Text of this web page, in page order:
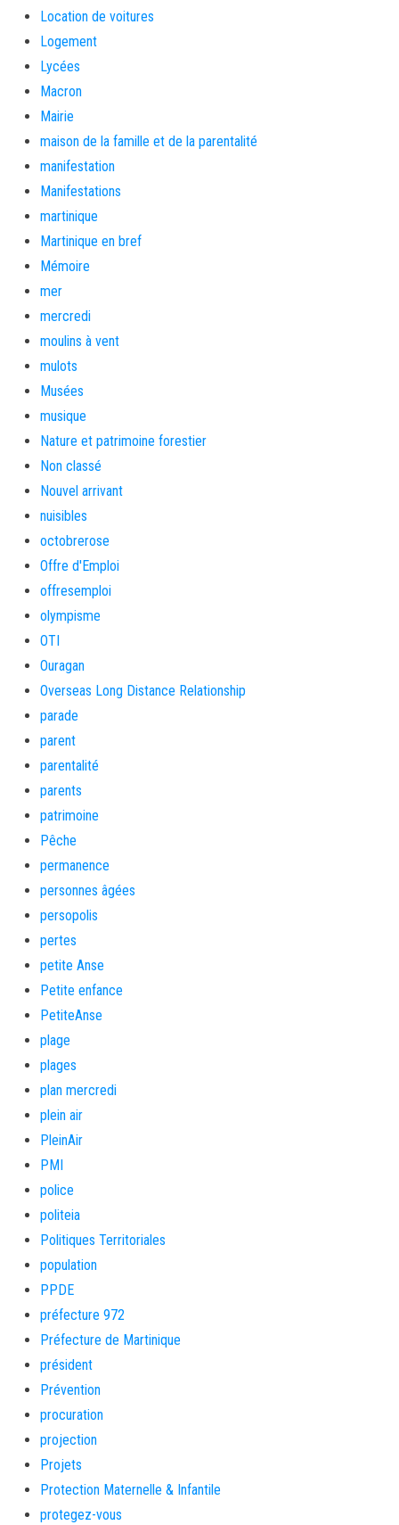
Location de voitures
Logement
Lycées
Macron
Mairie
maison de la famille et de la parentalité
manifestation
Manifestations
martinique
Martinique en bref
Mémoire
mer
mercredi
moulins à vent
mulots
Musées
musique
Nature et patrimoine forestier
Non classé
Nouvel arrivant
nuisibles
octobrerose
Offre d'Emploi
offresemploi
olympisme
OTI
Ouragan
Overseas Long Distance Relationship
parade
parent
parentalité
parents
patrimoine
Pêche
permanence
personnes âgées
persopolis
pertes
petite Anse
Petite enfance
PetiteAnse
plage
plages
plan mercredi
plein air
PleinAir
PMI
police
politeia
Politiques Territoriales
population
PPDE
préfecture 972
Préfecture de Martinique
président
Prévention
procuration
projection
Projets
Protection Maternelle & Infantile
protegez-vous